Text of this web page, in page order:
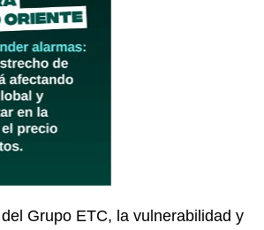
Grupo ETC, la vulnerabilidad y